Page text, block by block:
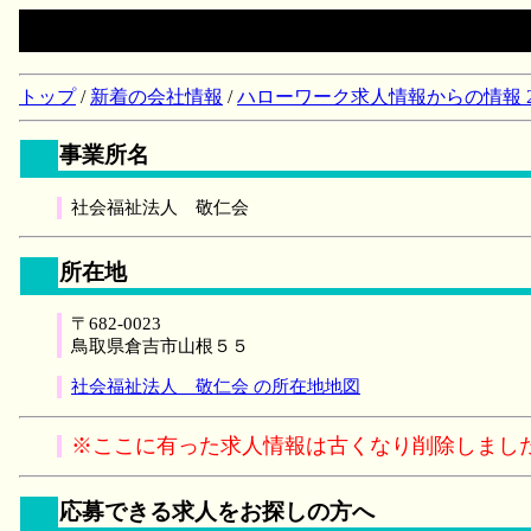
トップ/ 新着の会社情報 /ハローワーク求人情報からの情報
事業所名
社会福祉法人 敬仁会
所在地
〒682-0023
鳥取県倉吉市山根５５
社会福祉法人 敬仁会 の所在地地図
※ここに有った求人情報は古くなり削除しまし
応募できる求人をお探しの方へ